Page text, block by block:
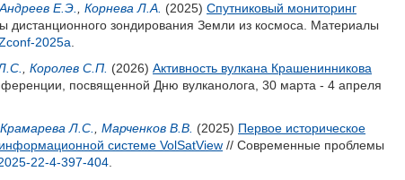
Андреев Е.Э. Корнева Л.А. (2025) Спутниковый мониторинг
зондирования Земли из космоса. Материалы
2025a
Королев С.П. (2026) Активность вулкана Крашенинникова
посвященной Дню вулканолога, 30 марта - 4 апреля
Крамарева Л.С. Марченков В.В. (2025) Первое историческое
системе VolSatView // Современные проблемы
22-4-397-404